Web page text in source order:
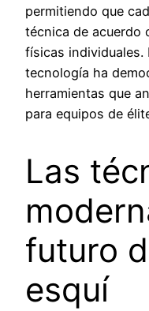
permitiendo que
técnica de acuerdo
físicas individuales.
tecnología ha
herramientas que
para equipos de
Las
futuro
esquí